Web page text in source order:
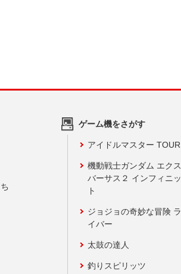
ゲーム機をさがす
アイドルマスター
機動戦士ガンダム エク
バーサス２ インフィニ
ト
ジョジョの奇妙な冒険
イバー
太鼓の達人
釣りスピリッツ